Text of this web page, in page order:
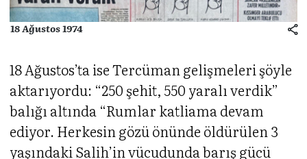
18 Ağustos 1974
18 Ağustos’ta ise Tercüman gelişmeleri şöyle
aktarıyordu: “250 şehit, 550 yaralı verdik”
balığı altında “Rumlar katliama devam
ediyor. Herkesin gözü önünde öldürülen 3
yaşındaki Salih’in vücudunda barış gücü